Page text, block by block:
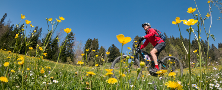
веломаршрут «Зеленое кольцо» соединит зеленые
зоны, метро, МЦД и МЦК по всей Москве.
Протяженность такого маршрута составит 120
километров:
СПОРТ ОТДЫХ
ВЕЛОСИПЕДЫ
САМОКАТЫ
МОСКВА
изображением силуэтов Воланда, Коровьева и
Бегемота, который предостерегает от разговоров
с незнакомцами.
Новосибирска и Красноярска.